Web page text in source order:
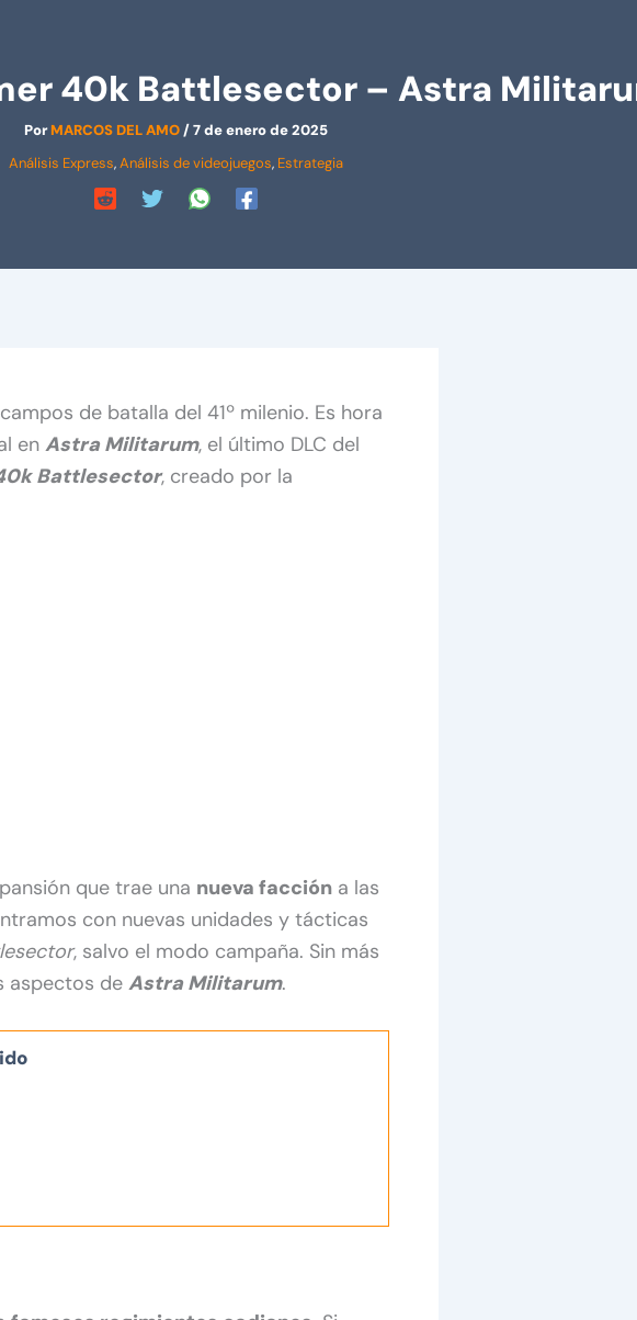
40k Battlesector – Astra
PorMARCOS DEL AMO/7 de enero de 2025
Análisis Express,Análisis de videojuegos, Estrategia
de batalla del 41º milenio. Es hora
en Astra Militarum, el último DLC del
Battlesector, creado por la
que trae una nueva facción a las
con nuevas unidades y tácticas
, salvo el modo campaña. Sin más
aspectos de Astra Militarum.